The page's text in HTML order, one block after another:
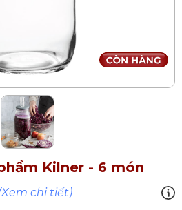
Kilner - 6 món
chi tiết)